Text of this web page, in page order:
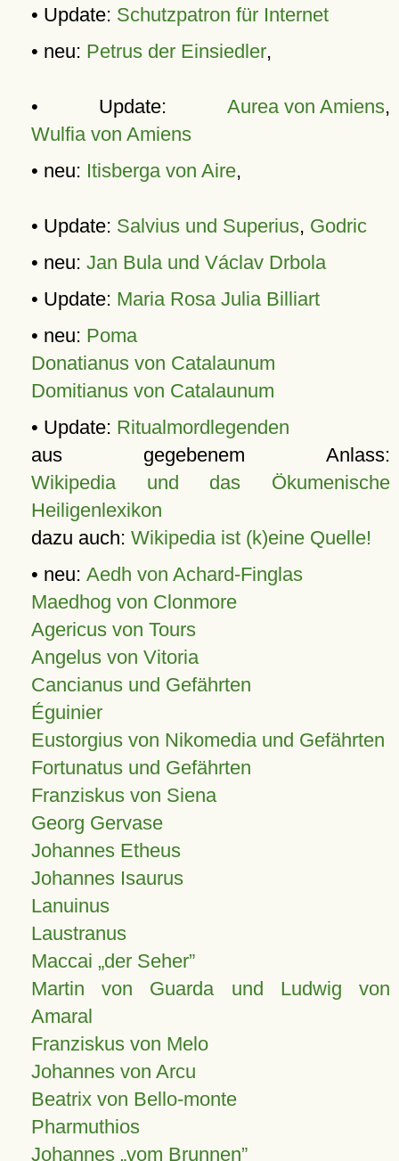
• Update: Schutzpatron für Internet
• neu: Petrus der Einsiedler,
• Update: Aurea von Amiens,
Wulfia von Amiens
• neu: Itisberga von Aire,
• Update: Salvius und Superius, Godric
• neu: Jan Bula und Václav Drbola
• Update: Maria Rosa Julia Billiart
• neu: Poma
Donatianus von Catalaunum
Domitianus von Catalaunum
• Update: Ritualmordlegenden
aus gegebenem Anlass:
Wikipedia und das Ökumenische
Heiligenlexikon
dazu auch: Wikipedia ist (k)eine Quelle!
• neu: Aedh von Achard-Finglas
Maedhog von Clonmore
Agericus von Tours
Angelus von Vitoria
Cancianus und Gefährten
Éguinier
Eustorgius von Nikomedia und Gefährten
Fortunatus und Gefährten
Franziskus von Siena
Georg Gervase
Johannes Etheus
Johannes Isaurus
Lanuinus
Laustranus
Maccai „der Seher”
Martin von Guarda und Ludwig von
Amaral
Franziskus von Melo
Johannes von Arcu
Beatrix von Bello-monte
Pharmuthios
Johannes vom Brunnen